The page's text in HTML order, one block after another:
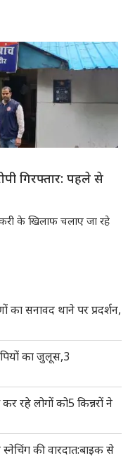
गिरफ्तार: पहले से
के खिलाफ चलाए जा रहे
का सनावद थाने पर प्रदर्शन,
का जुलूस,3
रहे लोगों को5 किन्नरों ने
की वारदात:बाइक से